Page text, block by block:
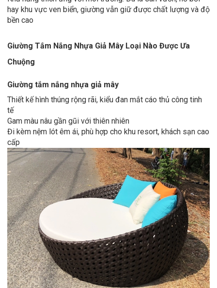
hay khu vực ven biển, giường vẫn giữ được chất lượng và độ
bền cao
Giường Tắm Nắng Nhựa Giả Mây Loại Nào Được Ưa
Chuộng
Giường tắm nắng nhựa giả mây
Thiết kế hình thúng rộng rãi, kiểu đan mắt cáo thủ công tinh
tế
Gam màu nâu gần gũi với thiên nhiên
Đi kèm nệm lót êm ái, phù hợp cho khu resort, khách sạn cao
cấp